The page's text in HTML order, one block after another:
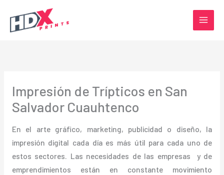
contenido
Impresión de Trípticos en San
Salvador Cuauhtenco
En el arte gráfico, marketing, publicidad o diseño, la
impresión digital cada día es más útil para cada uno de
estos sectores. Las necesidades de las empresas y de
emprendimientos están en constante movimiento